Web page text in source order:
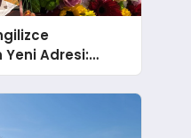
Adresi:
%20